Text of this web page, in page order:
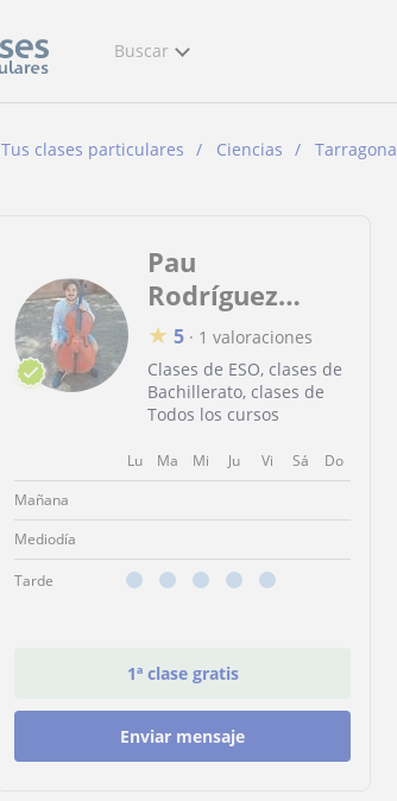
Buscar
Tus clases particulares Ciencias Tarragona
Pau
Rodríguez
Riera
★ 5 · 1 valoraciones
Clases de ESO, clases de
Bachillerato, clases de
Todos los cursos
Lu Ma Mi Ju Vi Sá
Do
Mañana
Mediodía
Tarde
1ª clase gratis
Enviar mensaje